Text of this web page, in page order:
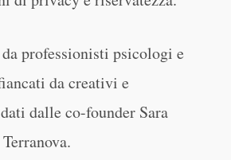
professionisti psicologi e
da creativi e
dalle co-founder Sara